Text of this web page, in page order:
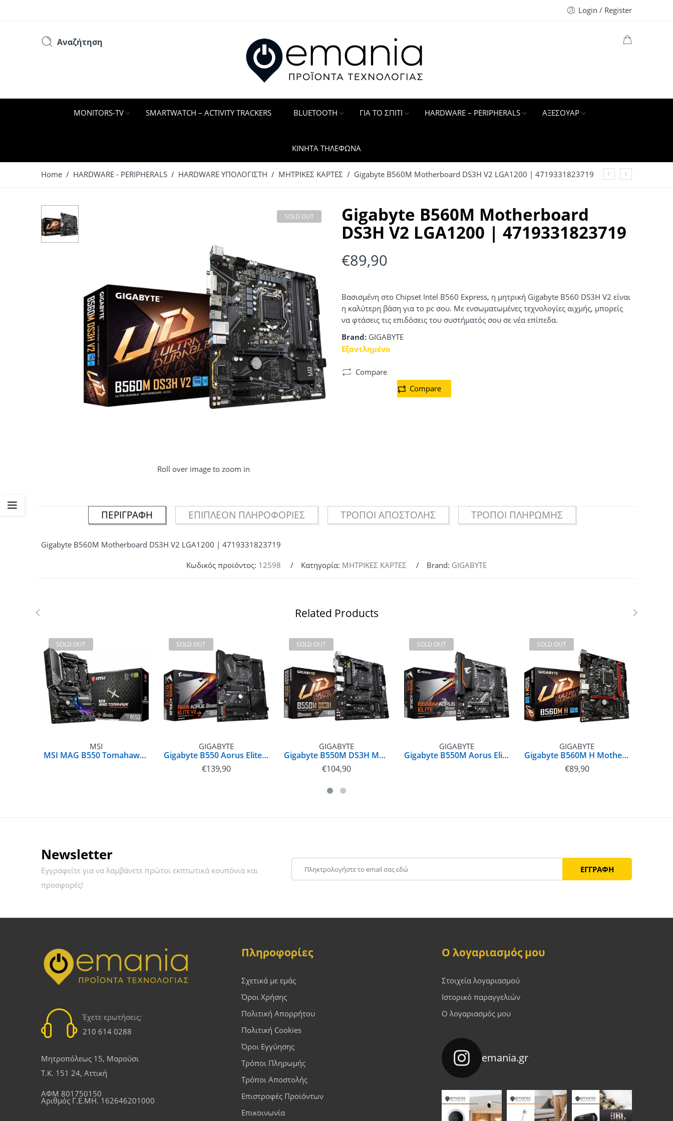
Login / Register
Αναζήτηση
MONITORS-TV SMARTWATCH – ACTIVITY TRACKERS BLUETOOTH ΓΙΑ ΤΟ ΣΠΙΤΙ HARDWARE – PERIPHERALS ΑΞΕΣΟΥΑΡ
ΚΙΝΗΤΑ ΤΗΛΕΦΩΝΑ
Home / HARDWARE - PERIPHERALS / HARDWARE ΥΠΟΛΟΓΙΣΤΗ / ΜΗΤΡΙΚΕΣ ΚΑΡΤΕΣ / Gigabyte B560M Motherboard DS3H V2 LGA1200 | 4719331823719
SOLD OUT
Roll over image to zoom in
Gigabyte B560M Motherboard
DS3H V2 LGA1200 | 4719331823719
€89,90
Βασισμένη στο Chipset Intel B560 Express, η μητρική Gigabyte B560 DS3H V2 είναι
η καλύτερη βάση για το pc σου. Με ενσωματωμένες τεχνολογίες αιχμής, μπορείς
να φτάσεις τις επιδόσεις του συστήματός σου σε νέα επίπεδα.
Brand: GIGABYTE
Εξαντλημένο
Compare
Compare
ΠΕΡΙΓΡΑΦΉ ΕΠΙΠΛΈΟΝ ΠΛΗΡΟΦΟΡΊΕΣ ΤΡΌΠΟΙ ΑΠΟΣΤΟΛΉΣ ΤΡΌΠΟΙ ΠΛΗΡΩΜΉΣ
Gigabyte B560M Motherboard DS3H V2 LGA1200 | 4719331823719
Κωδικός προϊόντος: 12598 Κατηγορία: ΜΗΤΡΙΚΕΣ ΚΑΡΤΕΣ Brand: GIGABYTE
Related Products
SOLD OUT
MSI
MSI MAG B550 Tomahawk Motherboard ATX με AMD AM4 Socket | 4719072728625
SOLD OUT
GIGABYTE
Gigabyte B550 Aorus Elite V2 | GA-B550-AORUS ELITE v2
€139,90
SOLD OUT
GIGABYTE
Gigabyte B550M DS3H Motherboard Micro ATX με AMD AM4 Socket | 4719331809416
€104,90
SOLD OUT
GIGABYTE
Gigabyte B550M Aorus Elite Motherboard Micro ATX με AMD AM4 Socket | 4719331809546
SOLD OUT
GIGABYTE
Gigabyte B560M H Motherboard Micro ATX Intel 1200 Socket | 4719331818999
€89,90
Newsletter
Εγγραφείτε για να λαμβάνετε πρώτοι εκπτωτικά κουπόνια και
προσφορές!
Έχετε ερωτήσεις;
210 614 0288
Μητροπόλεως 15, Μαρούσι
Τ.Κ. 151 24, Αττική
ΑΦΜ 801750150
Αριθμός Γ.Ε.ΜΗ. 162646201000
Πληροφορίες
Σχετικά με εμάς
Όροι Χρήσης
Πολιτική Απορρήτου
Πολιτική Cookies
Όροι Εγγύησης
Τρόποι Πληρωμής
Τρόποι Αποστολής
Επιστροφές Προϊόντων
Επικοινωνία
Ο λογαριασμός μου
Στοιχεία λογαριασμού
Ιστορικό παραγγελιών
Ο λογαριασμός μου
emania.gr